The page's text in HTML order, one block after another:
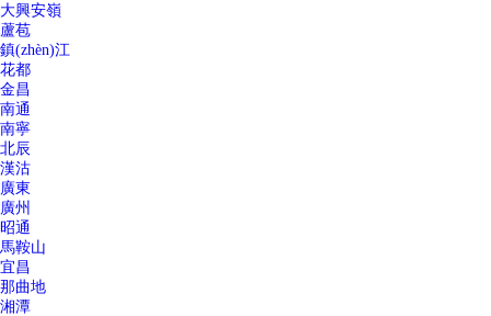
大興安嶺
蘆苞
鎮(zhèn)江
花都
金昌
南通
南寧
北辰
漢沽
廣東
廣州
昭通
馬鞍山
宜昌
那曲地
湘潭